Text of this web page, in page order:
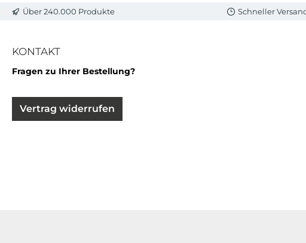
Über 240.000 Produkte Schneller
KONTAKT
Fragen zu Ihrer Bestellung?
Vertrag widerrufen